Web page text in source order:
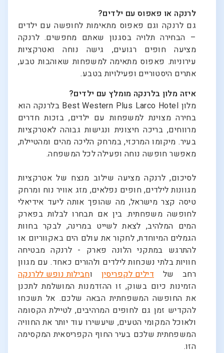
לרנקה או פאפוס עם ילדים?
גם לרנקה וגם פאפוס מתאימות לחופשה עם ילדים
– הבחירה תלויה בסגנון שאתם מחפשים. לרנקה
מציעה חופים רגועים, גישה נוחה ואטרקציות
עירוניות. פאפוס מתאימה למשפחות שאוהבות טבע,
אתרים היסטוריים ופעילויות בטבע.
איזה מלון בלרנקה מומלץ עם ילדים?
מלון Best Western Plus Larco Hotel בלרנקה הוא
בחירה מצוינת למשפחות עם ילדים, בזכות חדרים
מרווחים, בריכה חיצונית ונגישות גבוהה לאטרקציות
בעיר. מיקומו המרכזי, במרחק הליכה מהים ומהטיילת,
מאפשר חופשה נוחה ופעילה לכל המשפחה.
לסיכום, לרנקה מציעה שילוב מנצח של אטרקציות
מגוונות לילדים, חופים נפלאים, מזג אוויר נוח ומרחק
טיסה קצר מישראל, מה שהופך אותה ליעד אידיאלי
לחופשה משפחתית. בין אם תבחרו לבלות בפארק
המים המלהיב, לצאת לשייט במרינה, לבקר בחוות
הגמלים המיוחדת, לחקור את עולם הים באקווריום או
להתרגש במתקני הלונה פארק - לרנקה מבטיחה
חוויות בלתי נשכחות לילדים ולהורים כאחד. עם מגוון
רחב שלדילים לקפריסיןוחבילות נופש ללרנקה
הזמינות כיום בשוק, זו ההזדמנות המושלמת לתכנן
את החופשה המשפחתית הבאה שלכם. אל תשכחו
להקדיש זמן גם לחופים המרהיבים, לטיילת הקסומה
ולאוכל המקומי הטעים, שיעשירו עוד יותר את החוויה
המשפחתית שלכם בעיר החוף הקפריסאית המקסימה
הזו.